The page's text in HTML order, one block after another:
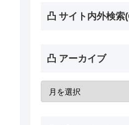
凸 サイト内外検
凸 アーカイブ